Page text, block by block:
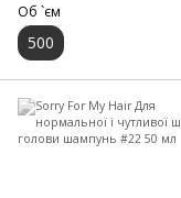
Об `єм
500